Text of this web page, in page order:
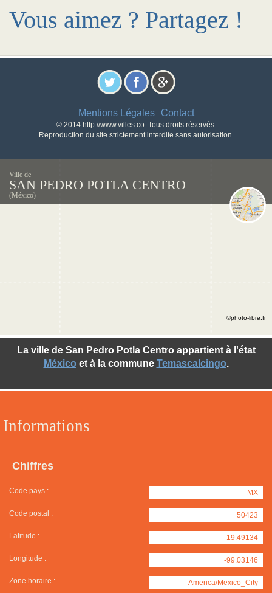
Vous aimez ? Partagez !
Mentions Légales- Contact
© 2014 http://www.villes.co. Tous droits réservés.
Reproduction du site strictement interdite sans autorisation.
Ville de
SAN PEDRO POTLA CENTRO
(México)
Informations
Chiffres
Code pays : MX
Code postal : 50423
Latitude : 19.49134
Longitude : -99.03146
Zone horaire : America/Mexico_City
La ville de San Pedro Potla Centro appartient à l'état
México et à la commune Temascalcingo.
©photo-libre.fr